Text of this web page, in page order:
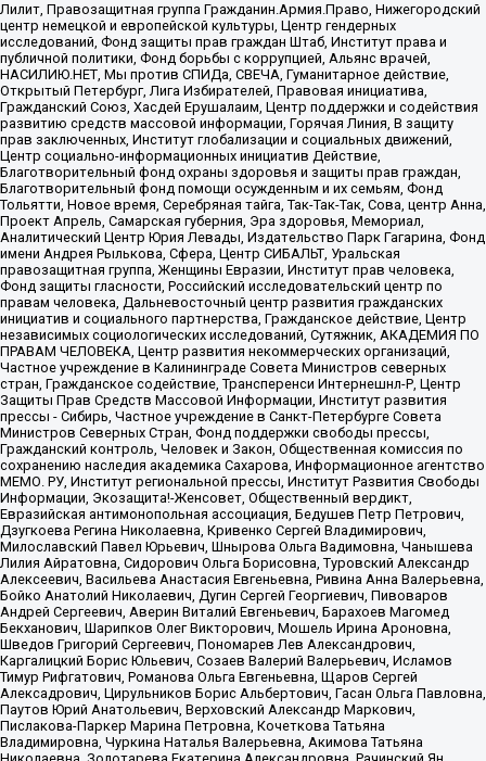
Лилит, Правозащитная группа Гражданин.Армия.Право, Нижегородский
центр немецкой и европейской культуры, Центр гендерных
исследований, Фонд защиты прав граждан Штаб, Институт права и
публичной политики, Фонд борьбы с коррупцией, Альянс врачей,
НАСИЛИЮ.НЕТ, Мы против СПИДа, СВЕЧА, Гуманитарное действие,
Открытый Петербург, Лига Избирателей, Правовая инициатива,
Гражданский Союз, Хасдей Ерушалаим, Центр поддержки и содействия
развитию средств массовой информации, Горячая Линия, В защиту
прав заключенных, Институт глобализации и социальных движений,
Центр социально-информационных инициатив Действие,
Благотворительный фонд охраны здоровья и защиты прав граждан,
Благотворительный фонд помощи осужденным и их семьям, Фонд
Тольятти, Новое время, Серебряная тайга, Так-Так-Так, Сова, центр Анна,
Проект Апрель, Самарская губерния, Эра здоровья, Мемориал,
Аналитический Центр Юрия Левады, Издательство Парк Гагарина, Фонд
имени Андрея Рылькова, Сфера, Центр СИБАЛЬТ, Уральская
правозащитная группа, Женщины Евразии, Институт прав человека,
Фонд защиты гласности, Российский исследовательский центр по
правам человека, Дальневосточный центр развития гражданских
инициатив и социального партнерства, Гражданское действие, Центр
независимых социологических исследований, Сутяжник, АКАДЕМИЯ ПО
ПРАВАМ ЧЕЛОВЕКА, Центр развития некоммерческих организаций,
Частное учреждение в Калининграде Совета Министров северных
стран, Гражданское содействие, Трансперенси Интернешнл-Р, Центр
Защиты Прав Средств Массовой Информации, Институт развития
прессы - Сибирь, Частное учреждение в Санкт-Петербурге Совета
Министров Северных Стран, Фонд поддержки свободы прессы,
Гражданский контроль, Человек и Закон, Общественная комиссия по
сохранению наследия академика Сахарова, Информационное агентство
МЕМО. РУ, Институт региональной прессы, Институт Развития Свободы
Информации, Экозащита!-Женсовет, Общественный вердикт,
Евразийская антимонопольная ассоциация, Бедушев Петр Петрович,
Дзугкоева Регина Николаевна, Кривенко Сергей Владимирович,
Милославский Павел Юрьевич, Шнырова Ольга Вадимовна, Чанышева
Лилия Айратовна, Сидорович Ольга Борисовна, Туровский Александр
Алексеевич, Васильева Анастасия Евгеньевна, Ривина Анна Валерьевна,
Бойко Анатолий Николаевич, Дугин Сергей Георгиевич, Пивоваров
Андрей Сергеевич, Аверин Виталий Евгеньевич, Барахоев Магомед
Бекханович, Шарипков Олег Викторович, Мошель Ирина Ароновна,
Шведов Григорий Сергеевич, Пономарев Лев Александрович,
Каргалицкий Борис Юльевич, Созаев Валерий Валерьевич, Исламов
Тимур Рифгатович, Романова Ольга Евгеньевна, Щаров Сергей
Алексадрович, Цирульников Борис Альбертович, Гасан Ольга Павловна,
Паутов Юрий Анатольевич, Верховский Александр Маркович,
Пислакова-Паркер Марина Петровна, Кочеткова Татьяна
Владимировна, Чуркина Наталья Валерьевна, Акимова Татьяна